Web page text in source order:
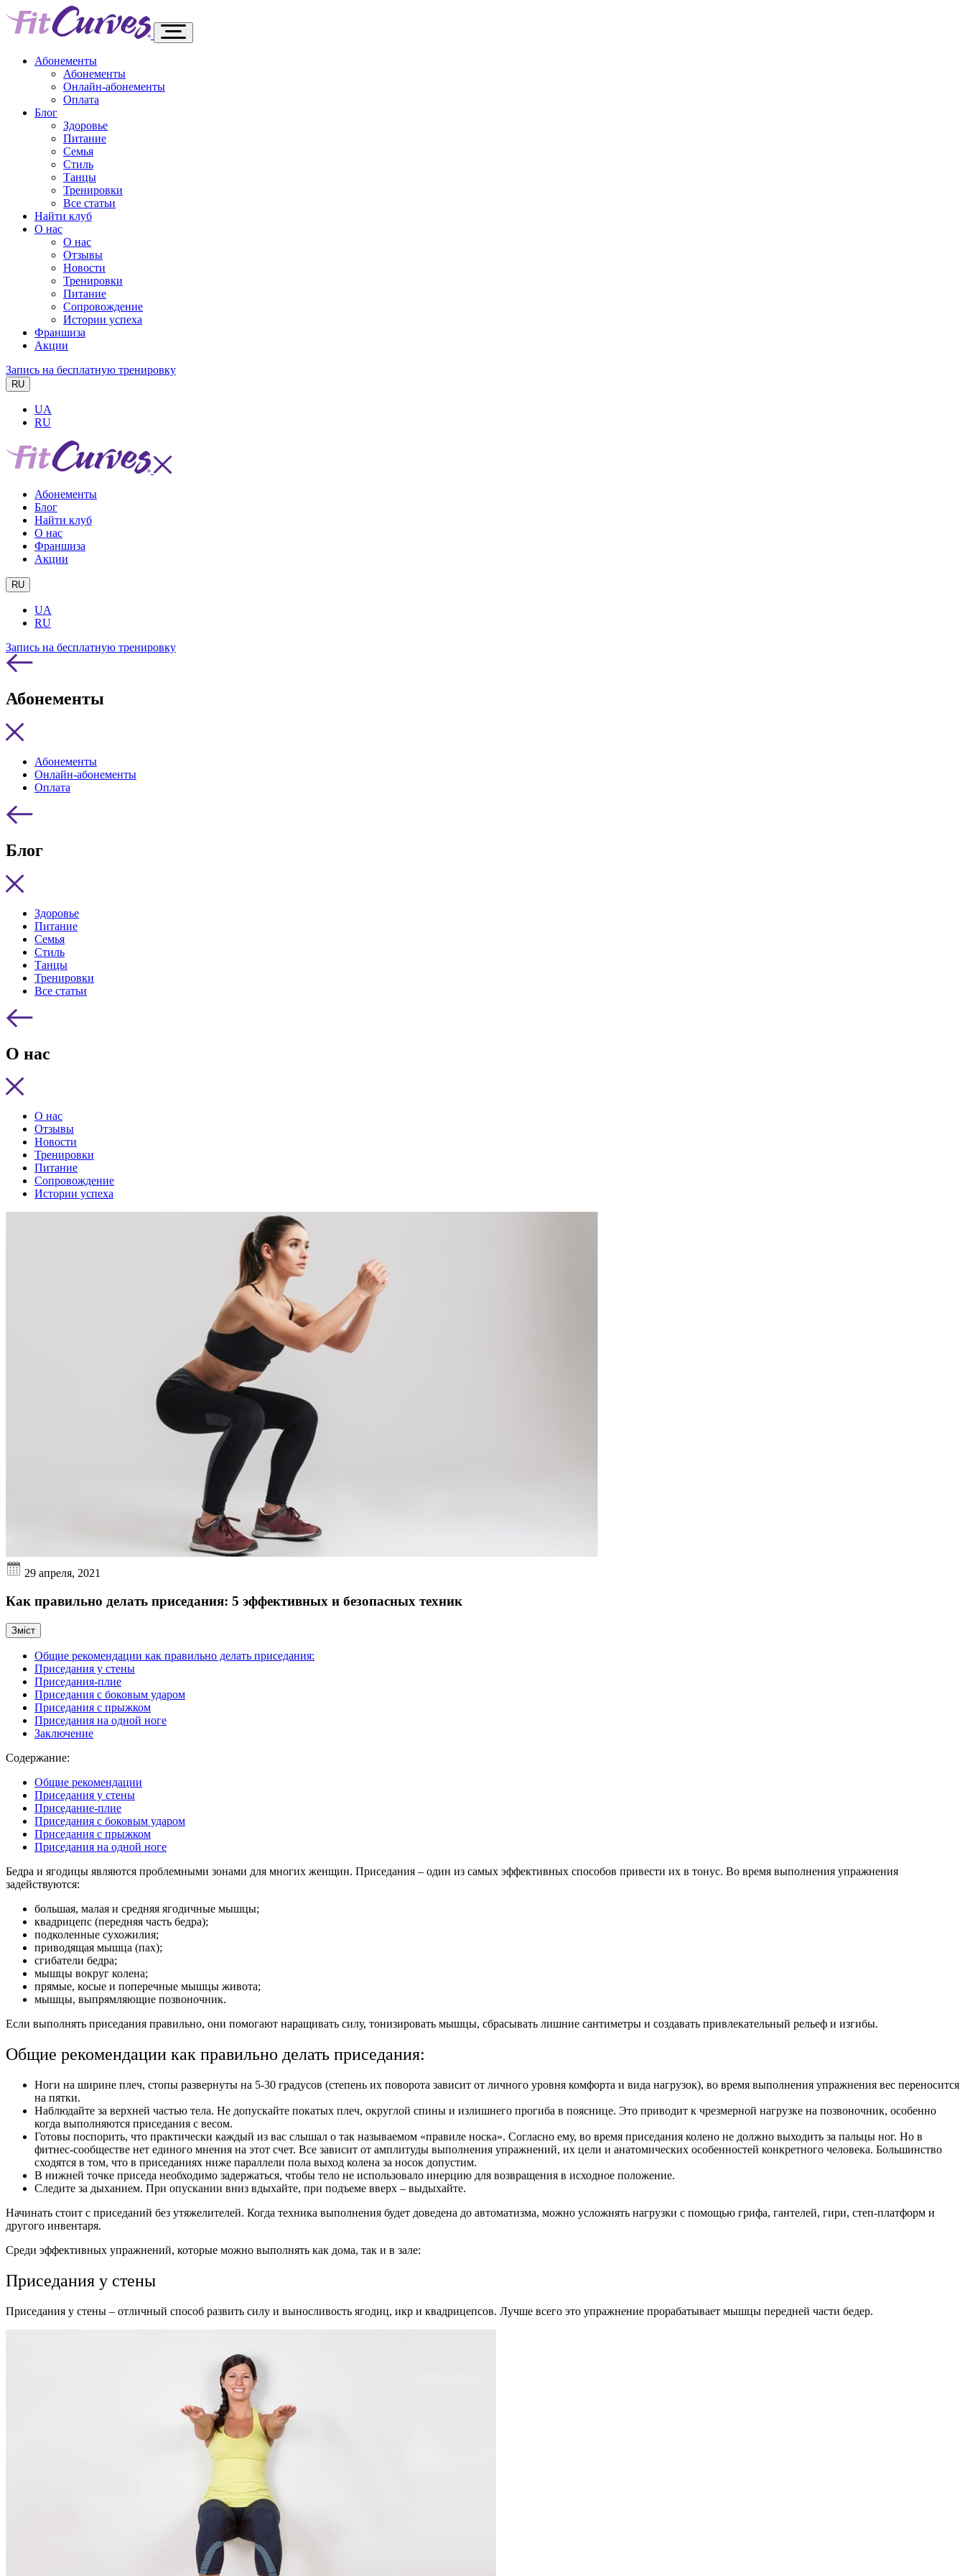
Абонементы
Абонементы
Онлайн-абонементы
Оплата
Блог
Здоровье
Питание
Семья
Стиль
Танцы
Тренировки
Все статьи
Найти клуб
О нас
О нас
Отзывы
Новости
Тренировки
Питание
Сопровождение
Истории успеха
Франшиза
Акции
Запись на бесплатную тренировку
RU
UA
RU
Абонементы
Блог
Найти клуб
О нас
Франшиза
Акции
RU
UA
RU
Запись на бесплатную тренировку
Абонементы
Абонементы
Онлайн-абонементы
Оплата
Блог
Здоровье
Питание
Семья
Стиль
Танцы
Тренировки
Все статьи
О нас
О нас
Отзывы
Новости
Тренировки
Питание
Сопровождение
Истории успеха
29 апреля, 2021
Как правильно делать приседания: 5 эффективных и безопасных техник
Зміст
Общие рекомендации как правильно делать приседания:
Приседания у стены
Приседания-плие
Приседания с боковым ударом
Приседания с прыжком
Приседания на одной ноге
Заключение
Содержание:
Общие рекомендации
Приседания у стены
Приседание-плие
Приседания с боковым ударом
Приседания с прыжком
Приседания на одной ноге
Бедра и ягодицы являются проблемными зонами для многих женщин. Приседания – один из самых эффективных способов привести их в тонус. Во время выполнения упражнения
задействуются:
большая, малая и средняя ягодичные мышцы;
квадрицепс (передняя часть бедра);
подколенные сухожилия;
приводящая мышца (пах);
сгибатели бедра;
мышцы вокруг колена;
прямые, косые и поперечные мышцы живота;
мышцы, выпрямляющие позвоночник.
Если выполнять приседания правильно, они помогают наращивать силу, тонизировать мышцы, сбрасывать лишние сантиметры и создавать привлекательный рельеф и изгибы.
Общие рекомендации как правильно делать приседания:
Ноги на ширине плеч, стопы развернуты на 5-30 градусов (степень их поворота зависит от личного уровня комфорта и вида нагрузок), во время выполнения упражнения вес переносится
на пятки.
Наблюдайте за верхней частью тела. Не допускайте покатых плеч, округлой спины и излишнего прогиба в пояснице. Это приводит к чрезмерной нагрузке на позвоночник, особенно
когда выполняются приседания с весом.
Готовы поспорить, что практически каждый из вас слышал о так называемом «правиле носка». Согласно ему, во время приседания колено не должно выходить за пальцы ног. Но в
фитнес-сообществе нет единого мнения на этот счет. Все зависит от амплитуды выполнения упражнений, их цели и анатомических особенностей конкретного человека. Большинство
сходятся в том, что в приседаниях ниже параллели пола выход колена за носок допустим.
В нижней точке приседа необходимо задержаться, чтобы тело не использовало инерцию для возвращения в исходное положение.
Следите за дыханием. При опускании вниз вдыхайте, при подъеме вверх – выдыхайте.
Начинать стоит с приседаний без утяжелителей. Когда техника выполнения будет доведена до автоматизма, можно усложнять нагрузки с помощью грифа, гантелей, гири, степ-платформ и
другого инвентаря.
Среди эффективных упражнений, которые можно выполнять как дома, так и в зале:
Приседания у стены
Приседания у стены – отличный способ развить силу и выносливость ягодиц, икр и квадрицепсов. Лучше всего это упражнение прорабатывает мышцы передней части бедер.